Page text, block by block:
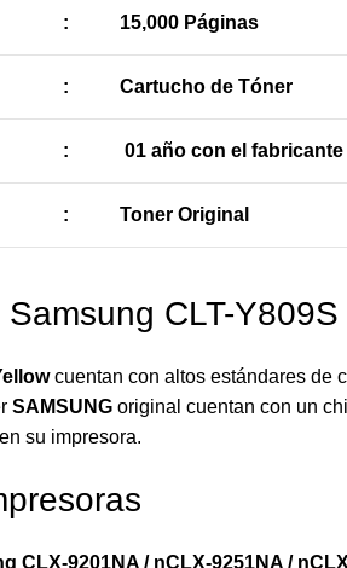
: 15,000 Páginas
: Cartucho de Tóner
: 01 año con el fabricante
: Toner Original
CLT-
cuentan con altos estándares de
SAMSUNG original cuentan con un
su impresora.
CLX-9201NA / nCLX-9251NA /